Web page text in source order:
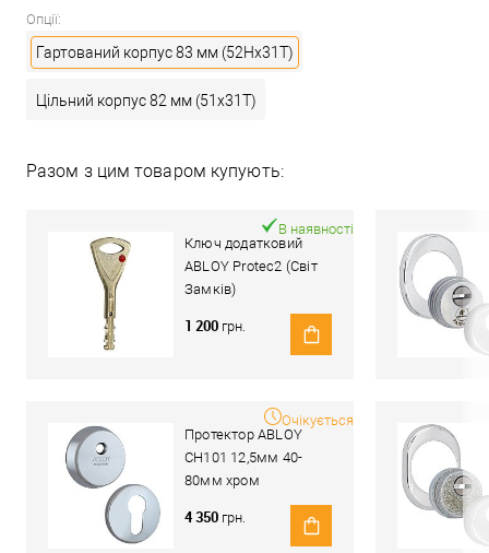
Опції:
Гартований корпус 83 мм (52Hx31T)
Цільний корпус 82 мм (51x31T)
Разом з цим товаром купують:
Ключ додатковий
ABLOY Protec2 (Світ
Замків)
В наявності
1 200 грн.
Протектор ABLOY
CH101 12,5мм 40-
80мм хром
Очікується
4 350 грн.